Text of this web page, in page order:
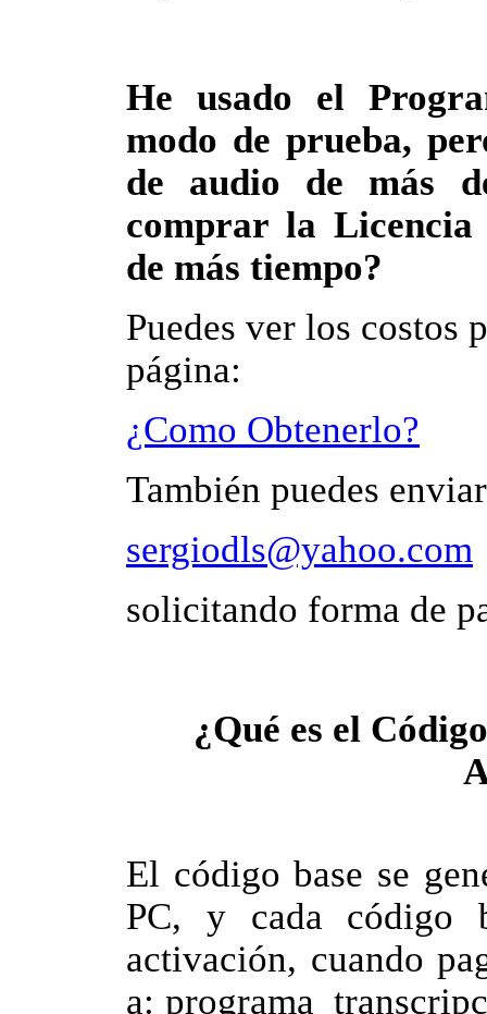
He usado el
modo de prueba,
de audio de más
comprar la
de más tiempo?
Puedes ver los costos
página:
¿Como Obtenerlo?
También puedes
sergiodls@yahoo.com
solicitando forma de
¿Qué es el
El código base se
PC, y cada código
activación, cuando
a: